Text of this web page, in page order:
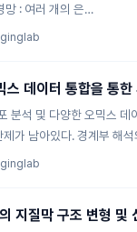
망 : 여러 개의 은…
데이터 통합을 통
분석 및 다양한 오믹스
가 남아있다. 경계부 해
지질막 구조 변형 및